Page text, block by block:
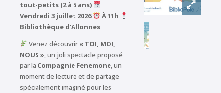
tout-petits (2 à 5 ans)
Vendredi 3 juillet 2026
À 11h
Bibliothèque d’Allonnes
Venez découvrir « TOI, MOI,
NOUS », un joli spectacle proposé
par la Compagnie Fenemone, un
moment de lecture et de partage
spécialement imaginé pour les